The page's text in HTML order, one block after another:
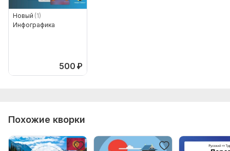
Новый (1)
Инфографика
500 ₽
Похожие кворки